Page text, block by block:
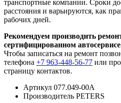
транспортные компании. Сроки
расстояния и варьируются, как
рабочих дней.
Рекомендуем производить
сертифицированном
Чтобы записаться на ремонт
телефона +7 963-448-56-77 или
страницу контактов.
Артикул 077.049-00A
Производитель PETERS